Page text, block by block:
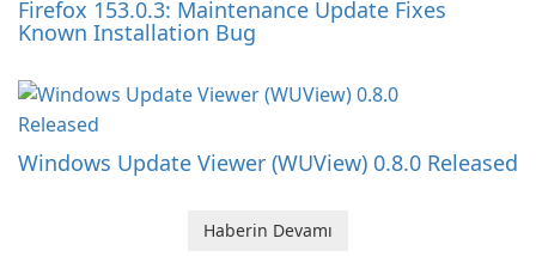
Firefox 153.0.3: Maintenance Update Fixes
Known Installation Bug
Windows Update Viewer (WUView) 0.8.0 Released
Haberin Devamı